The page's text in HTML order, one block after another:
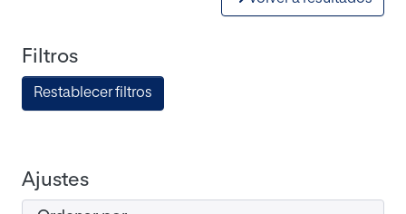
Filtros
Restablecer filtros
Ajustes